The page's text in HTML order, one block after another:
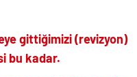
gittiğimizi (revizyon)
bu kadar.